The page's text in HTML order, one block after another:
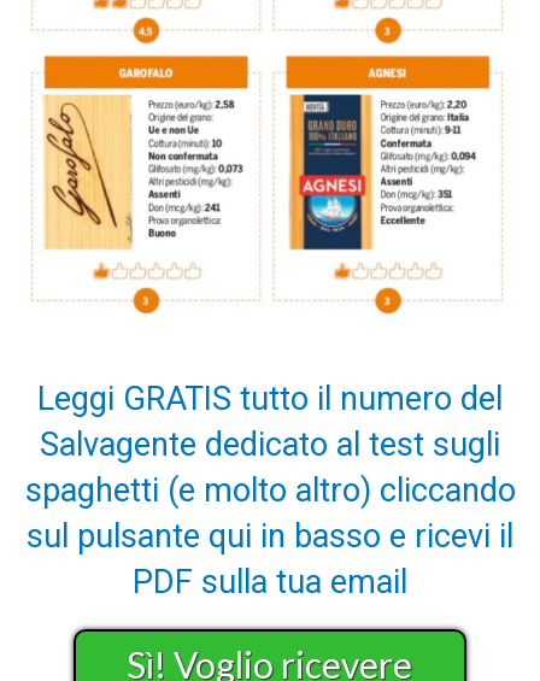
Leggi GRATIS tutto il numero del
Salvagente dedicato al test sugli
spaghetti (e molto altro) cliccando
sul pulsante qui in basso e ricevi il
PDF sulla tua email
Sì! Voglio ricevere